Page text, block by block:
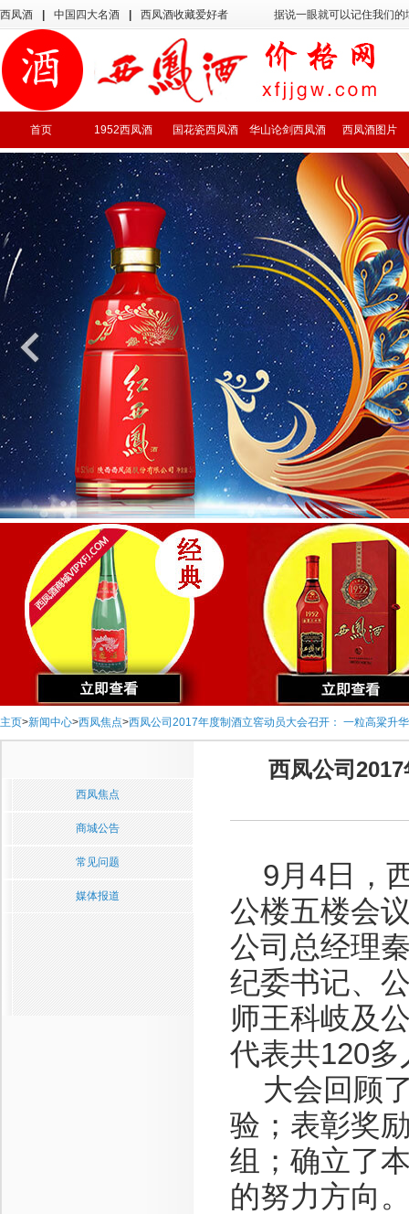
西凤酒 中国四大名酒 西凤酒收藏爱好者 据说一眼就可以记住我们
首页 1952西凤酒 国花瓷西凤酒 华山论剑西凤酒 西凤酒图片
主页>新闻中心>西凤焦点>西凤公司2017年度制酒立窖动员大会召开： 一粒高粱升
西凤焦点
商城公告
常见问题
媒体报道
西凤公司
9月4日，
公楼五楼会
公司总经理
纪委书记、
师王科岐及
代表共120
大会回顾
验；表彰奖
组；确立了
的努力方向